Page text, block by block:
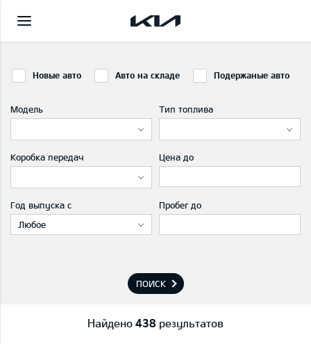
Новые авто Авто на складе Подержаные авто
Модель Тип топлива
Коробка передач Цена до
Год выпуска с
Любое
Пробег до
ПОИСК
Найдено 438 результатов